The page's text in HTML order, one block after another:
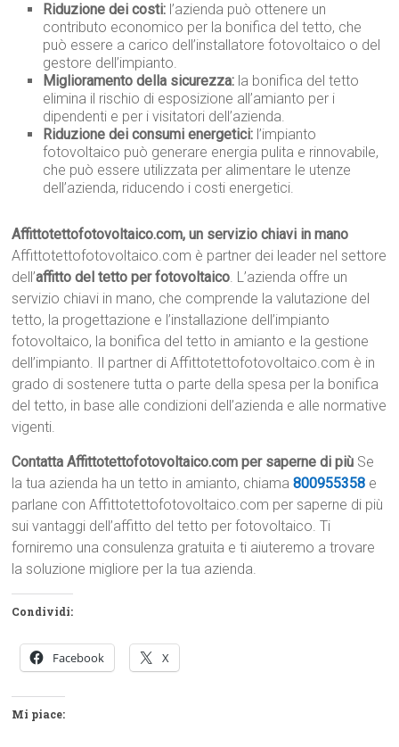
Riduzione dei costi: l’azienda può ottenere un
contributo economico per la bonifica del tetto, che
può essere a carico dell’installatore fotovoltaico o del
gestore dell’impianto.
Miglioramento della sicurezza: la bonifica del tetto
elimina il rischio di esposizione all’amianto per i
dipendenti e per i visitatori dell’azienda.
Riduzione dei consumi energetici: l’impianto
fotovoltaico può generare energia pulita e rinnovabile,
che può essere utilizzata per alimentare le utenze
dell’azienda, riducendo i costi energetici.
Affittotettofotovoltaico.com, un servizio chiavi in mano
Affittotettofotovoltaico.com è partner dei leader nel settore
dell’affitto del tetto per fotovoltaico. L’azienda offre un
servizio chiavi in mano, che comprende la valutazione del
tetto, la progettazione e l’installazione dell’impianto
fotovoltaico, la bonifica del tetto in amianto e la gestione
dell’impianto. Il partner di Affittotettofotovoltaico.com è in
grado di sostenere tutta o parte della spesa per la bonifica
del tetto, in base alle condizioni dell’azienda e alle normative
vigenti.
Contatta Affittotettofotovoltaico.com per saperne di più Se
la tua azienda ha un tetto in amianto, chiama800955358 e
parlane con Affittotettofotovoltaico.com per saperne di più
sui vantaggi dell’affitto del tetto per fotovoltaico. Ti
forniremo una consulenza gratuita e ti aiuteremo a trovare
la soluzione migliore per la tua azienda.
Condividi:
Facebook X
Mi piace: